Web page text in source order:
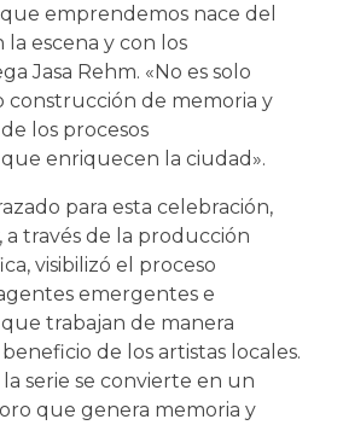
emprendemos nace del
escena y con los
Jasa Rehm. «No es solo
construcción de memoria y
los procesos
enriquecen la ciudad».
para esta celebración,
a través de la producción
visibilizó el proceso
emergentes e
trabajan de manera
de los artistas locales.
serie se convierte en un
que genera memoria y